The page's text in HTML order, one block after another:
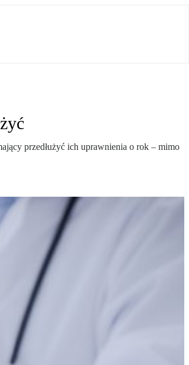
przedłużyć ich uprawnienia o rok – mimo